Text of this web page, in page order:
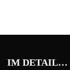
IM DETAIL…